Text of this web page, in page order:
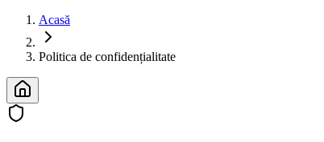
Acasă
Politica de confidențialitate